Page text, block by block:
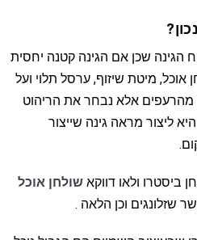
הגינה שכן אם הגינה קטנה יחסית
מיטת שיזוף, ערסל תלוי ועל
מהרעפים אלא נבחר את הריהוט
ליצור מראה גינה שייצור
ביסטרו ולאו דווקא שולחן אוכל
שזלונגים וכן הלאה .